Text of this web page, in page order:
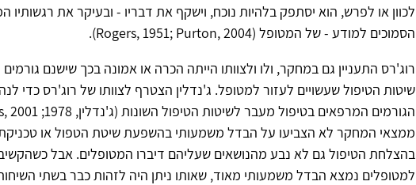
לכוון או לפרש, הוא יסתפק בלהיות נוכח, וישקף את דבריו - ובעיקר את רגשותיו
הסמוכים למודע - של המטופל (Rogers, 1951; Purton, 2004).
רוג'רס התעניין גם במחקר, ולו ולצוותו הייתה הכרה או אמונה בכך שישנם
שיטות הטיפול שעשויים לעזור למטופל. ג'נדלין הצטרף לצוותו של רוג'רס כדי
ממצאי המחקר לא הצביעו על הבדל משמעותי בהשפעת שיטת הטפול או
בהצלחת הטיפול גם לא נבע מהנושאים שעליהם דיברו המטופלים. אבל
למטופלים נמצא הבדל משמעותי מאוד, שאותו ניתן היה לזהות כבר בשתי